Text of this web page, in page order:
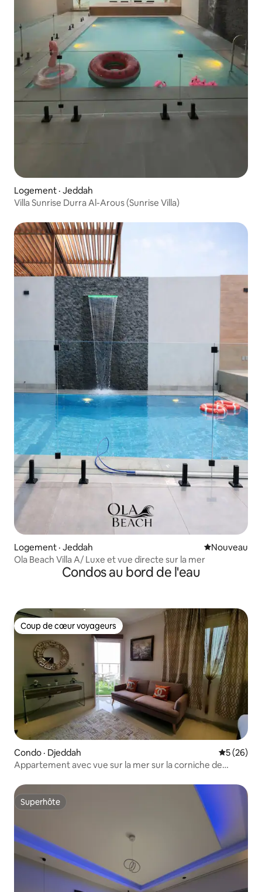
Logement · Jeddah
Villa Sunrise Durra Al-Arous (Sunrise Villa)
Logement · Jeddah Nouvel
Nouveau
Ola Beach Villa A/ Luxe et vue directe sur la mer
Condos au bord de l'eau
Coup de cœur voyageurs
Coup de cœur voyageurs
Condo · Djeddah Note
5 (26)
Appartement avec vue sur la mer sur la corniche de
Superhôte
Superhôte